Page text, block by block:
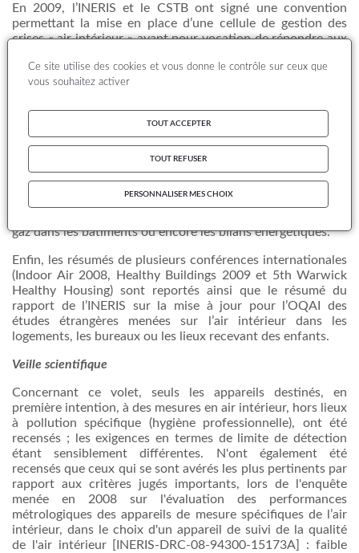
En 2009, l’INERIS et le CSTB ont signé uneconvention
permettant la miseen placed’une cellule de gestion des
crises « airintérieur»ayantpour vocation derépondreaux
démarches à mettreen place encasdecrise.
campagnesdemesurede laqualitédel’air intérieur,seules
présentées dans
été rédigé surles actionsmenées dansles transports en
, bus…).
Dans
normes
gaz danslesbâtiments ouencore lesbilans énergétiques.
Enfin, les résumés de plusieurs conférences internationales
(Indoor Air 2008, Healthy Buildings 2009 et 5th Warwick
Healthy Housing) sont reportés ainsi que le résumé du
rapport de
l’INERIS surla mise à jour pour l’OQAI
des
études
étrangères menées sur l’air intérieur dansles
logements, les bureaux ou les lieux recevant des enfants.
Veille scientifique
Concernant ce volet, seuls les appareils destinés, en
première intention, à des mesures en air intérieur, hors lieux
à pollution spécifique (hygiène professionnelle), ont été
recensés ; les exigences en termesde limite de détection
étant sensiblement différentes. N'ont également
été
recensésque ceux qui sesont avérés les plus pertinents par
rapport aux critères jugés importants,
lors de l'enquête
menée en 2008 sur l'évaluation des performances
métrologiques desappareils de mesurespécifiques de
l’air
intérieur, dans le choix d'un appareil de suivi de la qualité
de l'air intérieur[INERIS-DRC-08-94300-15173A] : faible
Ce site utilise des cookies et vous donne le contrôle sur ceux que
vous souhaitez activer
TOUT ACCEPTER
TOUT REFUSER
PERSONNALISER MES CHOIX